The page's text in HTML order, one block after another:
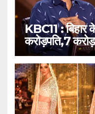
KBC11 :
करोड़पति,7